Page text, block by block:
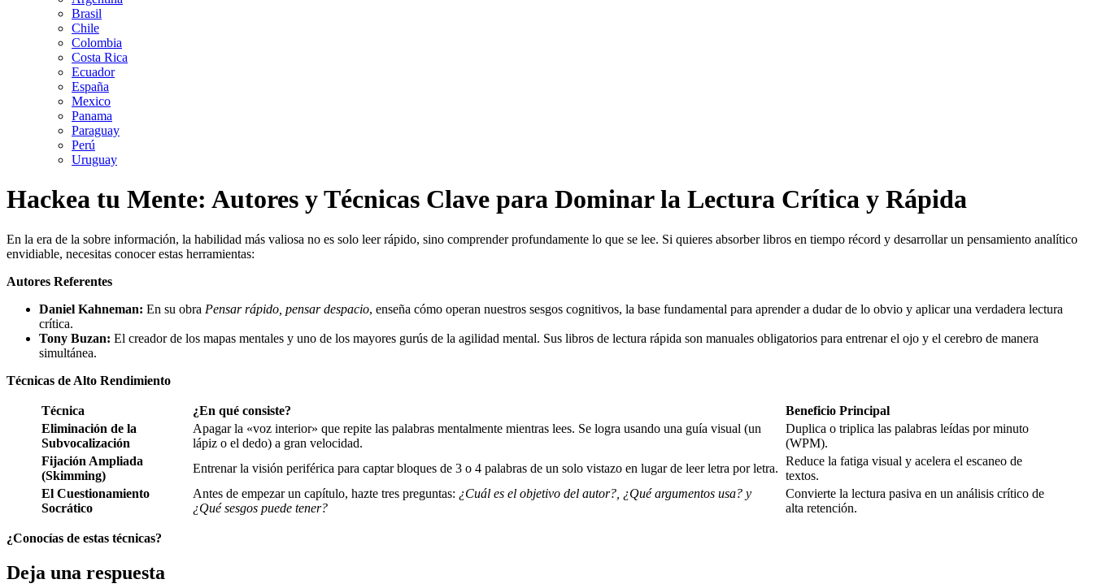
Brasil
Chile
Colombia
Costa Rica
Ecuador
España
Mexico
Panama
Paraguay
Perú
Uruguay
Hackea tu Mente: Autores y Técnicas Clave para Dominar la Lectura Crítica y Rápida
En la era de la sobre información, la habilidad más valiosa no es solo leer rápido, sino comprender profundamente lo que se lee. Si quieres absorber libros en tiempo récord y desarrollar un pensamiento analítico
envidiable, necesitas conocer estas herramientas:
Autores Referentes
Daniel Kahneman: En su obra Pensar rápido, pensar despacio, enseña cómo operan nuestros sesgos cognitivos, la base fundamental para aprender a dudar de lo obvio y aplicar una verdadera lectura
crítica.
Tony Buzan: El creador de los mapas mentales y uno de los mayores gurús de la agilidad mental. Sus libros de lectura rápida son manuales obligatorios para entrenar el ojo y el cerebro de manera
simultánea.
Técnicas de Alto Rendimiento
Técnica ¿En qué consiste?
Beneficio Principal
Eliminación de la
Subvocalización
Apagar la «voz interior» que repite las palabras mentalmente mientras lees. Se logra usando una guía visual (un
lápiz o el dedo) a gran velocidad.
Duplica o triplica las palabras leídas por minuto
(WPM).
Fijación Ampliada
(Skimming)
Entrenar la visión periférica para captar bloques de 3 o 4 palabras de un solo vistazo en lugar de leer letra por letra.
Reduce la fatiga visual y acelera el escaneo de
textos.
El Cuestionamiento
Socrático
Antes de empezar un capítulo, hazte tres preguntas: ¿Cuál es el objetivo del autor?, ¿Qué argumentos usa? y
¿Qué sesgos puede tener?
Convierte la lectura pasiva en un análisis crítico de
alta retención.
¿Conocías de estas técnicas?
Deja una respuesta